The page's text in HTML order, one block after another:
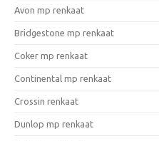
Avon mp renkaat
Bridgestone mp renkaat
Coker mp renkaat
Continental mp renkaat
Crossin renkaat
Dunlop mp renkaat